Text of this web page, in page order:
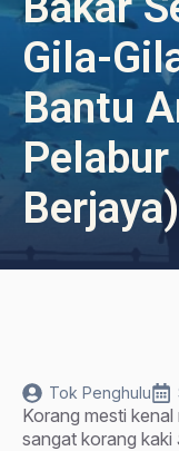
Gila-
Bantu
Tok Penghulu
Korang mesti
sangat korang kaki